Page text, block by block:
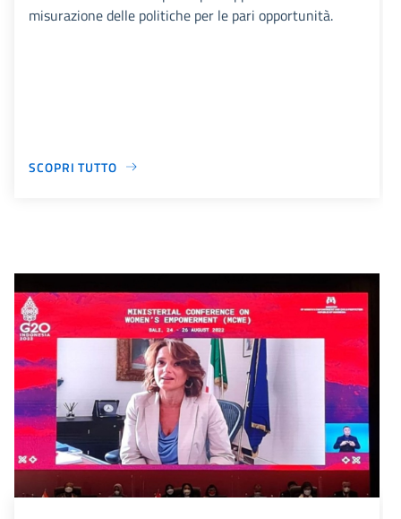
misurazione delle politiche per le pari opportunità.
SCOPRI TUTTO